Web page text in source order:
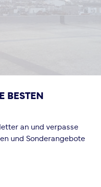
BESTEN
an und verpasse
und Sonderangebote